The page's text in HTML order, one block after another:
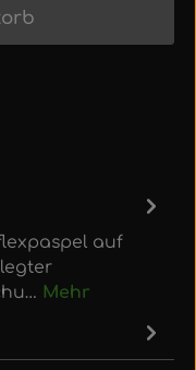
auf
Mehr